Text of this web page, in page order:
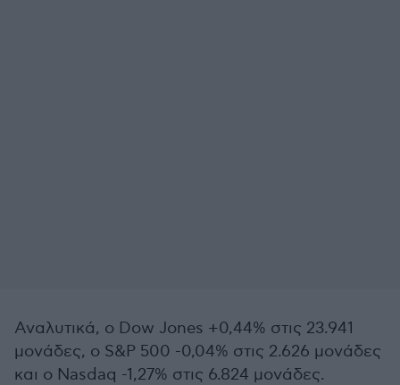
Αναλυτικά, ο Dow Jones +0,44% στις 23.941
μονάδες, ο S&P 500 -0,04% στις 2.626 μονάδες
και ο Nasdaq -1,27% στις 6.824 μονάδες.